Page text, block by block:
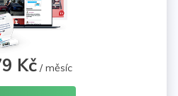
Kč/ měsíc